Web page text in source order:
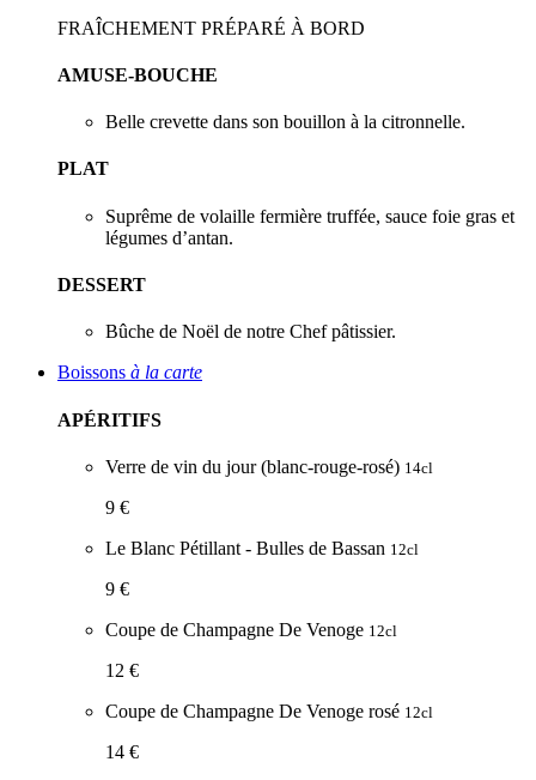
FRAÎCHEMENT PRÉPARÉ À BORD
AMUSE-BOUCHE
Belle crevette dans son bouillon à la citronnelle.
PLAT
Suprême de volaille fermière truffée, sauce foie gras et
légumes d’antan.
DESSERT
Bûche de Noël de notre Chef pâtissier.
Boissons à la carte
APÉRITIFS
Verre de vin du jour (blanc-rouge-rosé) 14cl
9 €
Le Blanc Pétillant - Bulles de Bassan 12cl
9 €
Coupe de Champagne De Venoge 12cl
12 €
Coupe de Champagne De Venoge rosé 12cl
14 €